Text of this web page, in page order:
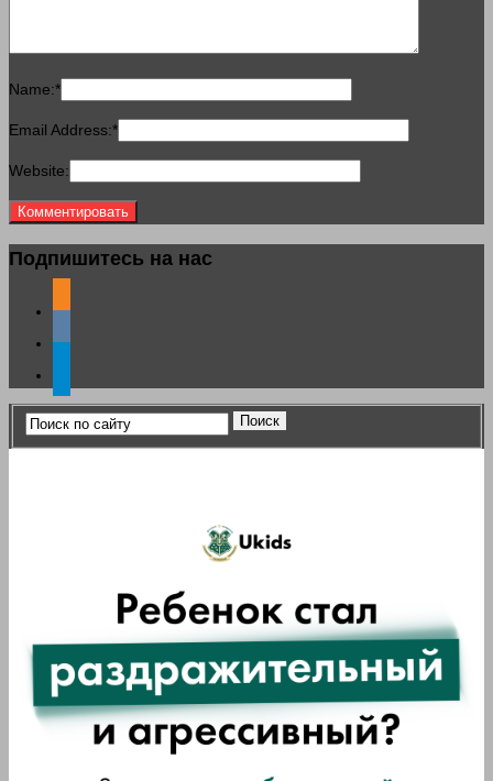
Name:*
Email Address:*
Website:
Подпишитесь на нас